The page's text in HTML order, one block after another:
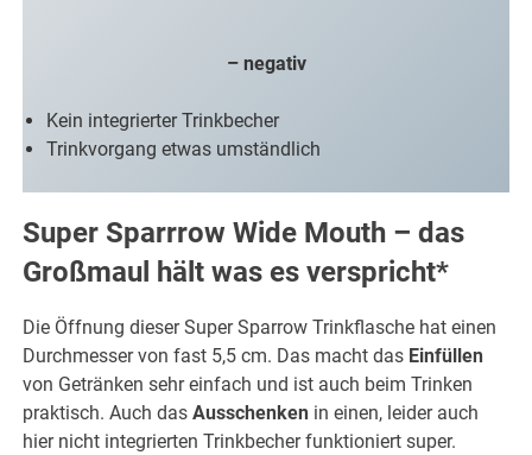
– negativ
Kein integrierter Trinkbecher
Trinkvorgang etwas umständlich
Super Sparrrow Wide Mouth – das
Großmaul hält was es verspricht*
Die Öffnung dieser Super Sparrow Trinkflasche hat einen
Durchmesser von fast 5,5 cm. Das macht das Einfüllen
von Getränken sehr einfach und ist auch beim Trinken
praktisch. Auch dasAusschenken in einen, leider auch
hier nicht integrierten Trinkbecher funktioniert super.